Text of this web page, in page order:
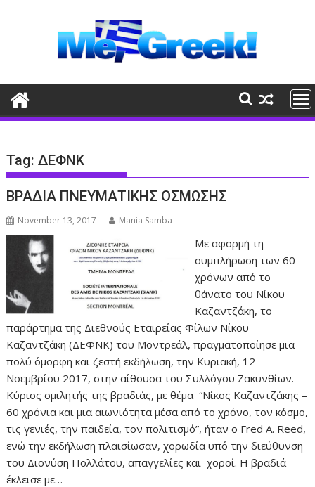
Tag:ΔΕΦΝΚ
ΒΡΑΔΙΑ ΠΝΕΥΜΑΤΙΚΗΣ ΟΣΜΩΣΗΣ
November 13, 2017 Mania Samba
Με αφορμή τη
συμπλήρωση των 60
χρόνων από το
θάνατο του Νίκου
Καζαντζάκη, το
παράρτημα της Διεθνούς Εταιρείας Φίλων Νίκου
Καζαντζάκη (ΔΕΦΝΚ) του Μοντρεάλ, πραγματοποίησε μια
πολύ όμορφη και ζεστή εκδήλωση, την Κυριακή, 12
Νοεμβρίου 2017, στην αίθουσα του Συλλόγου Ζακυνθίων.
Κύριος ομιλητής της βραδιάς, με θέμα “Νίκος Καζαντζάκης –
60 χρόνια και μια αιωνιότητα μέσα από το χρόνο, τον κόσμο,
τις γενιές, την παιδεία, τον πολιτισμό”, ήταν ο Fred A. Reed,
ενώ την εκδήλωση πλαισίωσαν, χορωδία υπό την διεύθυνση
του Διονύση Πολλάτου, απαγγελίες και χοροί. Η βραδιά
έκλεισε με…